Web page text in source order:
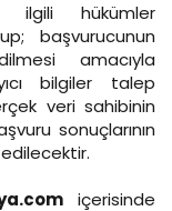
ilgili hükümler
başvurucunun
amacıyla
bilgiler talep
veri sahibinin
sonuçlarının
içerisinde